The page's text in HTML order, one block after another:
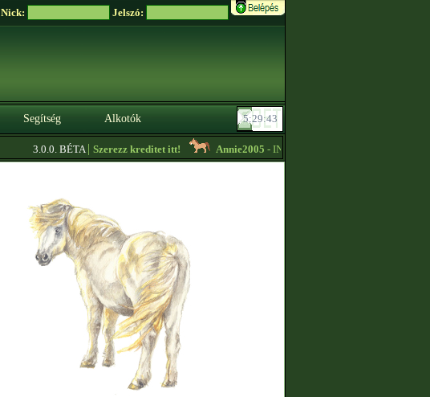
Nick: Jelszó:
Segítség Alkotók
3.0.0. BÉTA|Szerezz kreditet itt! Annie2005- INGYEN LOVAK KEZDŐKNEK -